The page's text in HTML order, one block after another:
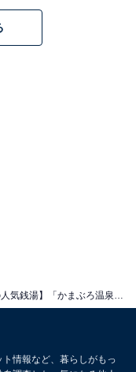
小タオルが付きま
炭酸泉やシルク風呂で
情報など、暮らしがもっ